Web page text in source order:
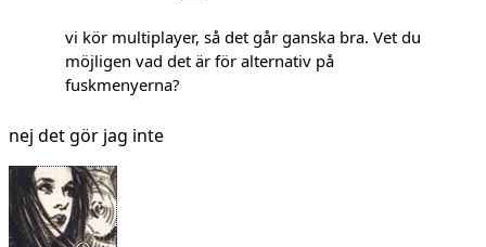
vi kör multiplayer, så det går ganska bra. Vet du
möjligen vad det är för alternativ på
fuskmenyerna?
nej det gör jag inte